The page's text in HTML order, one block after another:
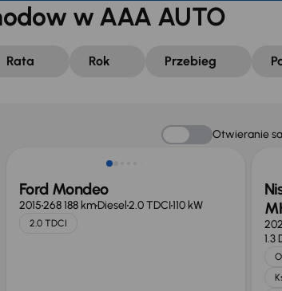
w AAA AUTO
Rata Rok Przebieg
Otwieranie
Ford Mondeo
2015268 188 kmDiesel2.0 TDCI110 kW
2.0 TDCI
1.3